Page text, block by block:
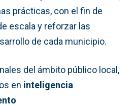
prácticas, con el fin de
escala y reforzar las
de cada municipio.
del ámbito público local,
en inteligencia